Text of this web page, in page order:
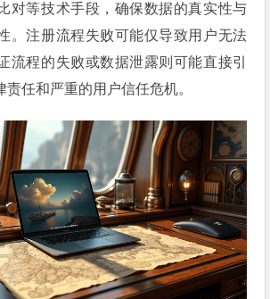
对等技术手段，确保数据的真实性与
。注册流程失败可能仅导致用户无法
流程的失败或数据泄露则可能直接引
责任和严重的用户信任危机。